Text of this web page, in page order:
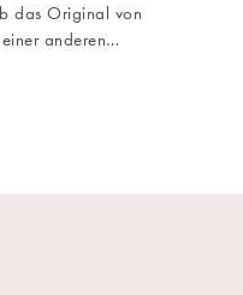
das Original von
anderen…